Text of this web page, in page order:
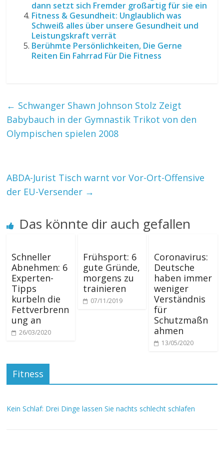
dann setzt sich Fremder großartig für sie ein
Fitness & Gesundheit: Unglaublich was
Schweiß alles über unsere Gesundheit und
Leistungskraft verrät
Berühmte Persönlichkeiten, Die Gerne
Reiten Ein Fahrrad Für Die Fitness
← Schwanger Shawn Johnson Stolz Zeigt
Babybauch in der Gymnastik Trikot von den
Olympischen spielen 2008
ABDA-Jurist Tisch warnt vor Vor-Ort-Offensive
der EU-Versender →
Das könnte dir auch gefallen
Schneller
Abnehmen: 6
Experten-
Tipps
kurbeln die
Fettverbrenn
ung an
26/03/2020
Frühsport: 6
gute Gründe,
morgens zu
trainieren
07/11/2019
Coronavirus:
Deutsche
haben immer
weniger
Verständnis
für
Schutzmaßn
ahmen
13/05/2020
Fitness
Kein Schlaf: Drei Dinge lassen Sie nachts schlecht schlafen